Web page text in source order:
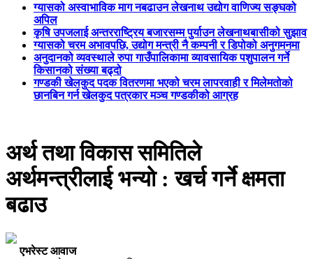
ग्यासको अस्वाभाविक माग नबढाउन लेखनाथ उद्योग वाणिज्य सङ्घको
अपिल
कृषि उपजलाई अन्तरराष्ट्रिय बजारसम्म पुर्याउन लेखनाथबासीको सुझाव
ग्यासको चरम अभावपछि, उद्योग मन्त्री नै कम्पनी र डिपोको अनुगमनमा
अनुदानको व्यवस्थाले रुपा गाउँपालिकामा व्यावसायिक पशुपालन गर्ने
किसानको संख्या बढ्दो
गण्डकी खेलकुद पदक वितरणमा भएको चरम लापरवाही र मिलेमतोको
छानबिन गर्न खेलकुद पत्रकार मञ्च गण्डकीको आग्रह
अर्थ तथा विकास समितिले
अर्थमन्त्रीलाई भन्यो : खर्च गर्ने क्षमता
बढाउ
एभरेस्ट आवाज